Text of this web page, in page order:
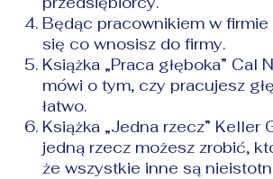
Będąc pracownikiem w
się co wnosisz do firmy.
Książka „Praca głęboka” Cal
mówi o tym, czy pracujesz
łatwo.
Książka „Jedna rzecz” Keller
jedną rzecz możesz zrobić,
że wszystkie inne są